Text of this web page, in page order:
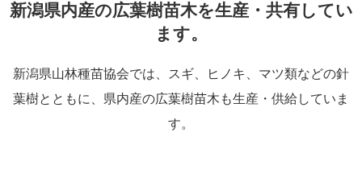
新潟県内産の広葉樹苗木を生産・共有してい
ます。
新潟県山林種苗協会では、スギ、ヒノキ、マツ類などの針
葉樹とともに、県内産の広葉樹苗木も生産・供給していま
す。